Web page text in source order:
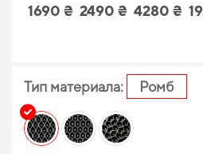
1690 ₴ 2490 ₴ 4280 ₴
Тип материала: Ромб